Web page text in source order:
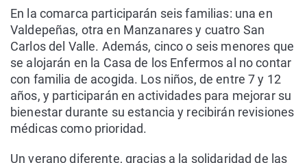
En la comarca participarán seis familias: una en
Valdepeñas, otra en Manzanares y cuatro San
Carlos del Valle. Además, cinco o seis menores que
se alojarán en la Casa de los Enfermos al no contar
con familia de acogida. Los niños, de entre 7 y 12
años, y participarán en actividades para mejorar su
bienestar durante su estancia y recibirán revisiones
médicas como prioridad.
Un verano diferente, gracias a la solidaridad de las